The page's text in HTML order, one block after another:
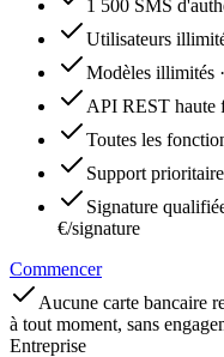
1 500 SMS
Utilisateurs
Modèles illimités
API REST haute
Toutes les
Support
Signature
€/signature
Commencer
Aucune carte bancaire
à tout moment, sans
Entreprise